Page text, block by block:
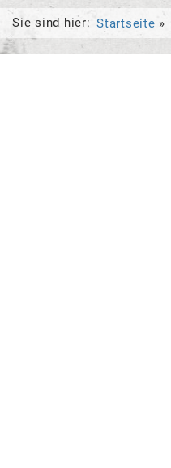
Sie sind hier: Startseite